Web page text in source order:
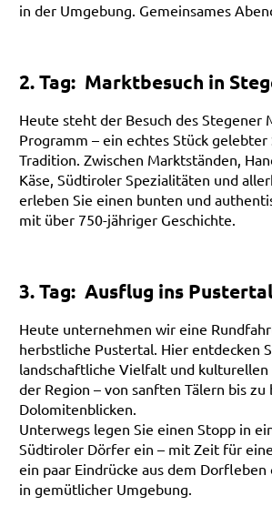
in der Umgebung. Gemeinsames
2. Tag: Marktbesuch in
Heute steht der Besuch des Stegener
Programm – ein echtes Stück
Tradition. Zwischen Marktständen,
Käse, Südtiroler Spezialitäten und
erleben Sie einen bunten und
mit über 750-jähriger Geschichte.
3. Tag: Ausflug ins
Heute unternehmen wir eine
herbstliche Pustertal. Hier entdecken
landschaftliche Vielfalt und
der Region – von sanften Tälern bis
Dolomitenblicken.
Unterwegs legen Sie einen Stopp in
Südtiroler Dörfer ein – mit Zeit für
ein paar Eindrücke aus dem
in gemütlicher Umgebung.